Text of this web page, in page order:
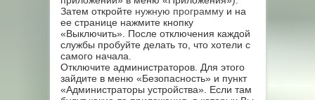
Затем откройте нужную программуи на
ее странице нажмите кнопку
«Выключить». После отключения каждой
службы пробуйте делать то, что хотели с
самого начала.
Отключите администраторов. Для этого
зайдите в меню «Безопасность» и пункт
«Администраторы устройства». Если там